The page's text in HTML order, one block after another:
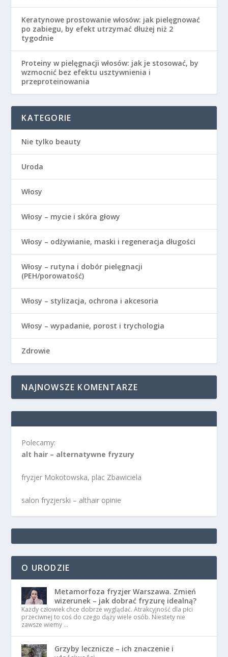
Keratynowe prostowanie włosów: jak pielęgnować
po zabiegu, by efekt utrzymać dłużej niż 2
tygodnie
Proteiny w pielęgnacji włosów: jak je stosować, by
wzmocnić bez efektu usztywnienia i
przeproteinowania
KATEGORIE
Nie tylko beauty
Uroda
Włosy
Włosy – mycie i skóra głowy
Włosy – odżywianie, maski i regeneracja długości
Włosy – rutyna i dobór pielęgnacji
(PEH/porowatość)
Włosy – stylizacja, ochrona i akcesoria
Włosy – wypadanie, porost i trychologia
Zdrowie
NAJNOWSZE KOMENTARZE
Polecamy:
alt hair – alternatywne fryzury
fryzjer Mokotowska, plac Zbawiciela
salon fryzjerski – althair opinie
O URODZIE
Metamorfoza fryzjer Warszawa. Zmień
wizerunek – jak dobrać fryzurę idealną?
Każdy człowiek chce dobrze wyglądać. Atrakcyjność dla płci
przeciwnej to coś do czego dąży wiele osób. Niestety nie
zawsze wiemy …
Grzyby lecznicze – ich znaczenie i